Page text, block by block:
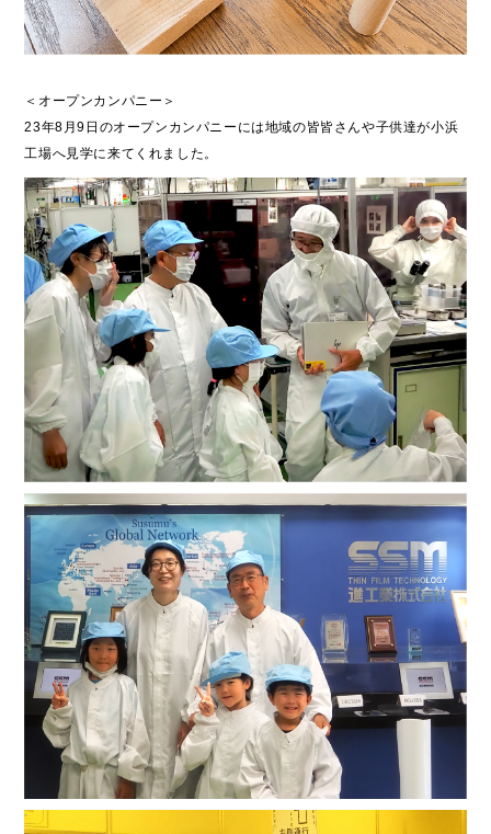
＜オープンカンパニー＞
23年8月9日のオープンカンパニーには地域の皆皆さんや子供達が小浜
工場へ見学に来てくれました。